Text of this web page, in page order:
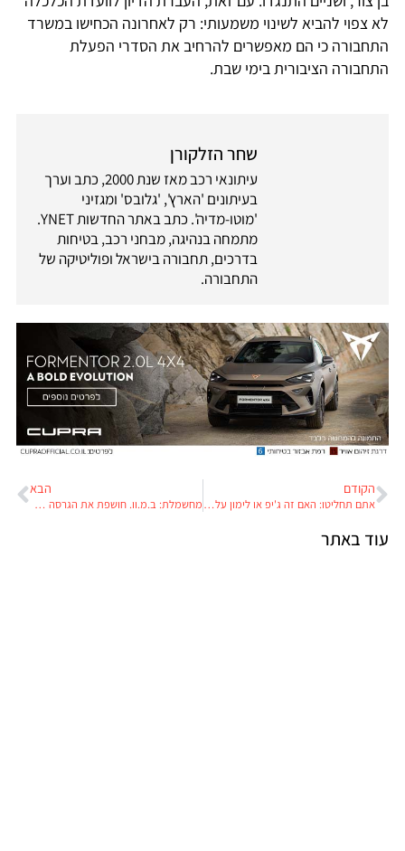
לא צפוי להביא לשינוי משמעותי: רק לאחרונה הכחישו במשרד
התחבורה כי הם מאפשרים להרחיב את הסדרי הפעלת
התחבורה הציבורית בימי שבת.
שחר הזלקורן
עיתונאי רכב מאז שנת 2000, כתב וערך
בעיתונים 'הארץ', 'גלובס' ומגזיני
'מוטו-מדיה'. כתב באתר החדשות YNET.
מתמחה בנהיגה, מבחני רכב, בטיחות
בדרכים, תחבורה בישראל ופוליטיקה של
התחבורה.
הקודם
אתם תחליטו: האם זה ג'יפ או לימון על גלגלים?
הבא
מחשמלת: ב.מ.וו. חושפת את הגרסה הדו-גלגלית ל'טסלה'
עוד באתר